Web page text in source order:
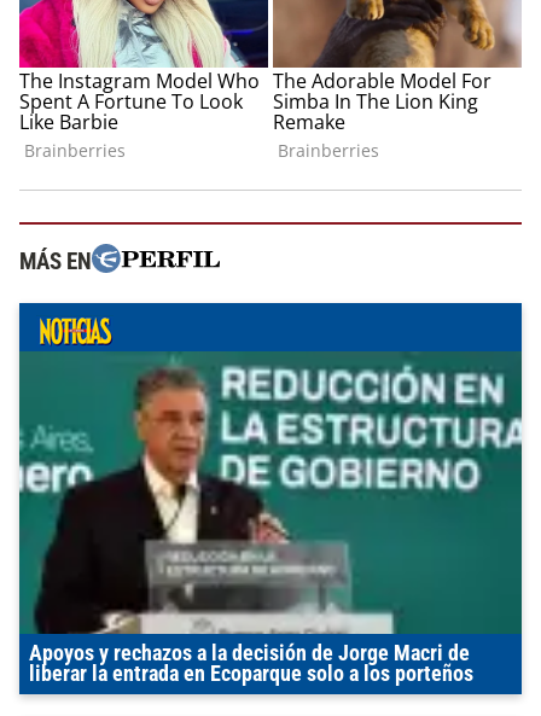
MÁS EN
Apoyos y rechazos a la decisión de Jorge Macri de
liberar la entrada en Ecoparque solo a los porteños